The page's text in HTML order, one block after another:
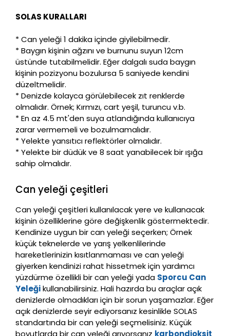
SOLAS KURALLARI
* Can yeleği 1 dakika içinde giyilebilmedir.
* Baygın kişinin ağzını ve burnunu suyun 12cm
üstünde tutabilmelidir. Eğer dalgalı suda baygın
kişinin pozizyonu bozulursa 5 saniyede kendini
düzeltmelidir.
* Denizde kolayca görülebilecek zıt renklerde
olmalıdır. Örnek; Kırmızı, cart yeşil, turuncu v.b.
* En az 4.5 mt'den suya atlandığında kullanıcıya
zarar vermemeli ve bozulmamalıdır.
* Yelekte yansıtıcı reflektörler olmalıdır.
* Yelekte bir düdük ve 8 saat yanabilecek bir ışığa
sahip olmalıdır.
Can yeleği çeşitleri
Can yeleği çeşitleri kullanılacak yere ve kullanacak
kişinin özelliklerine göre değişkenlik göstermektedir.
Kendinize uygun bir can yeleği seçerken; Örnek
küçük teknelerde ve yarış yelkenlilerinde
hareketlerinizin kısıtlanmaması ve can yeleği
giyerken kendinizi rahat hissetmek için yardımcı
yüzdürme özellikli bir can yeleği yada Sporcu Can
Yeleğikullanabilirsiniz. Hali hazırda bu araçlar açık
denizlerde olmadıkları için bir sorun yaşamazlar. Eğer
açık denizlerde seyir ediyorsanız kesinlikle SOLAS
standartında bir can yeleği seçmelisiniz. Küçük
boyutlarda bir can yeleği arıyorsanız karbondioksit